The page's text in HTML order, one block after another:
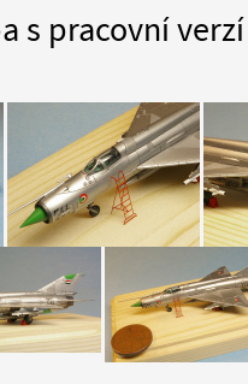
s pracovní